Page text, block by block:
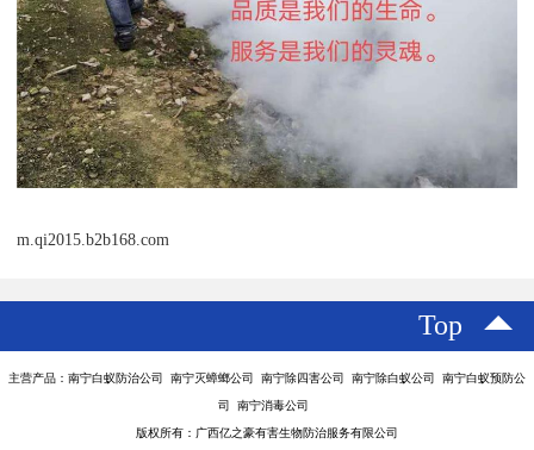
m.qi2015.b2b168.com
Top
主营产品：南宁白蚁防治公司 南宁灭蟑螂公司 南宁除四害公司 南宁除白蚁公司 南宁白蚁预防公
司 南宁消毒公司
版权所有：广西亿之豪有害生物防治服务有限公司